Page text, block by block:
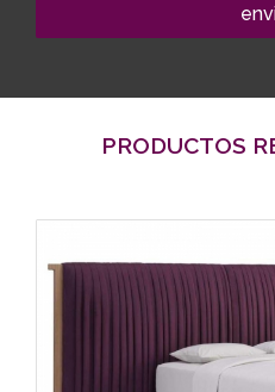
PRODUCTOS